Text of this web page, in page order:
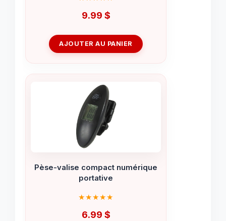
9.99 $
AJOUTER AU PANIER
Pèse-valise compact numérique
portative
6.99 $